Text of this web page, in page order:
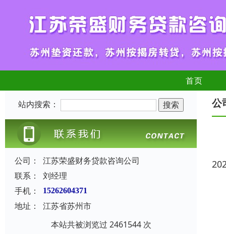
首页
站内搜索：
公司：
江苏荣盛财务贷款咨询公司
联系：
刘经理
手机：
15262604371
地址：
江苏省苏州市
本站共被浏览过 2461544 次
公